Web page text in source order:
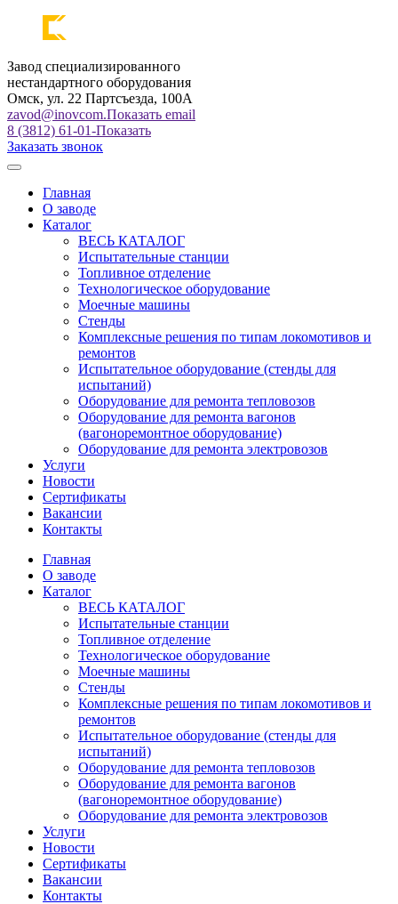
Завод специализированного
нестандартного оборудования
Омск, ул. 22 Партсъезда, 100А
zavod@inovcom.Показать email
8 (3812) 61-01-Показать
Заказать звонок
Главная
О заводе
Каталог
ВЕСЬ КАТАЛОГ
Испытательные станции
Топливное отделение
Технологическое оборудование
Моечные машины
Стенды
Комплексные решения по типам локомотивов и
ремонтов
Испытательное оборудование (стенды для
испытаний)
Оборудование для ремонта тепловозов
Оборудование для ремонта вагонов
(вагоноремонтное оборудование)
Оборудование для ремонта электровозов
Услуги
Новости
Сертификаты
Вакансии
Контакты
Главная
О заводе
Каталог
ВЕСЬ КАТАЛОГ
Испытательные станции
Топливное отделение
Технологическое оборудование
Моечные машины
Стенды
Комплексные решения по типам локомотивов и
ремонтов
Испытательное оборудование (стенды для
испытаний)
Оборудование для ремонта тепловозов
Оборудование для ремонта вагонов
(вагоноремонтное оборудование)
Оборудование для ремонта электровозов
Услуги
Новости
Сертификаты
Вакансии
Контакты